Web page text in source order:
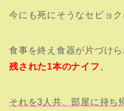
今にも死にそうなセビョ
食事を終え食器が片づけ
残された1本のナイフ 。
それを3人共、部屋に持ち